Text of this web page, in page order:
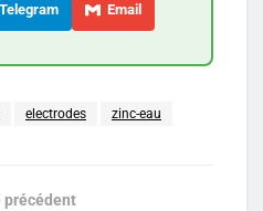
Telegram Email
electrodes zinc-eau
précédent